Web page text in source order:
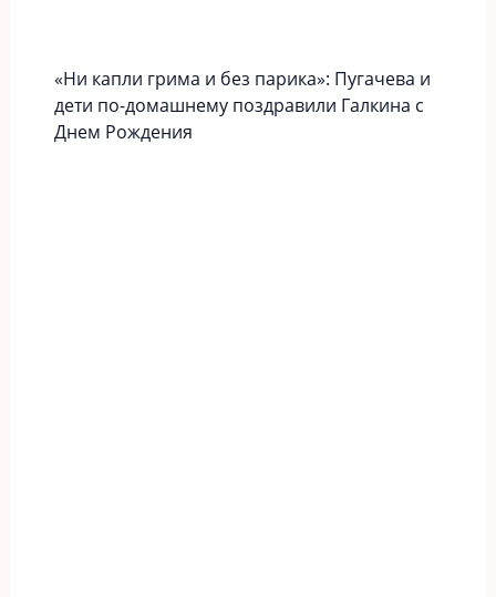
«Ни капли грима и без парика»: Пугачева и
дети по-домашнему поздравили Галкина с
Днем Рождения